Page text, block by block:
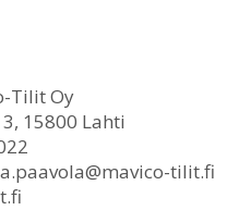
Tilit Oy
15800 Lahti
tilit.fi